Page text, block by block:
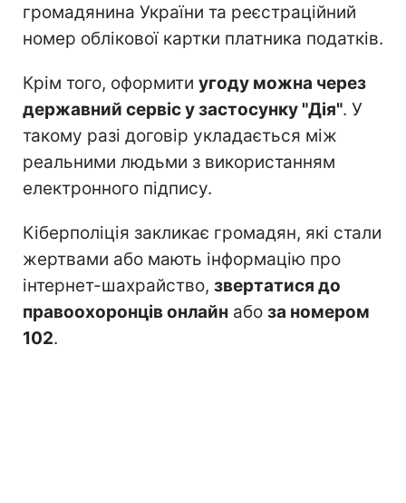
громадянина України та реєстраційний
номер облікової картки платника податків.
Крім того, оформити угоду можна через
державний сервіс у застосунку "Дія". У
такому разі договір укладається між
реальними людьми з використанням
електронного підпису.
Кіберполіція закликає громадян, які стали
жертвами або мають інформацію про
інтернет-шахрайство, звертатися до
правоохоронців онлайн або за номером
102.